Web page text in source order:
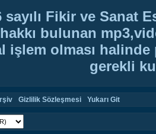
sayılı Fikir ve Sanat
bulunan
işlem olması
gerekli
Gizlilik Sözleşmesi Yukarı Git